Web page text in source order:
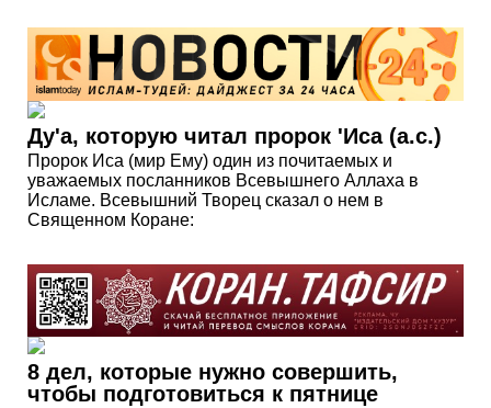
Ду'а, которую читал пророк 'Иса (а.с.)
Пророк Иса (мир Ему) один из почитаемых и
уважаемых посланников Всевышнего Аллаха в
Исламе. Всевышний Творец сказал о нем в
Священном Коране:
8 дел, которые нужно совершить,
чтобы подготовиться к пятнице